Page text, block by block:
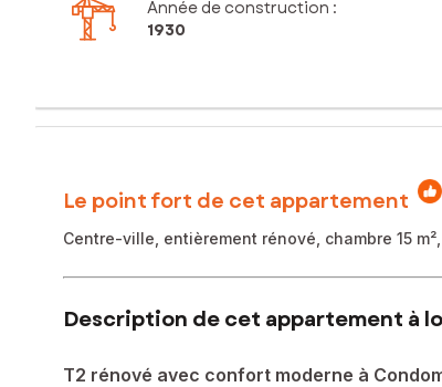
Année de construction :
1930
Le point fort de cet appartement
Centre-ville, entièrement rénové, chambre 15
Description de cet appartement à
T2 rénové avec confort moderne à